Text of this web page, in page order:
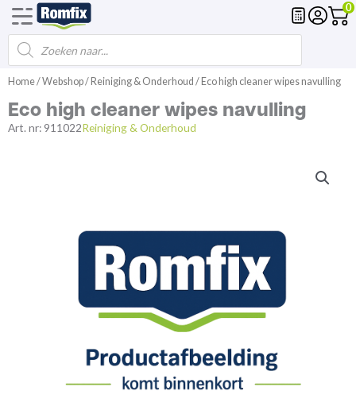
Spring
naar
de
inhoud
0
Products
searchVoegmortel
Home/Webshop/Reiniging & Onderhoud / Eco high cleaner wipes navulling
Eco high cleaner wipes navulling
Art. nr: 911022Reiniging & Onderhoud